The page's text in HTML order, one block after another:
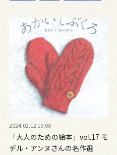
2024.02.12 19:00
「大人のための絵本」vol.17 モ
デル・アンヌさんの名作選